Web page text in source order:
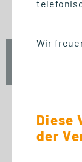
START
Wir
Diese
der